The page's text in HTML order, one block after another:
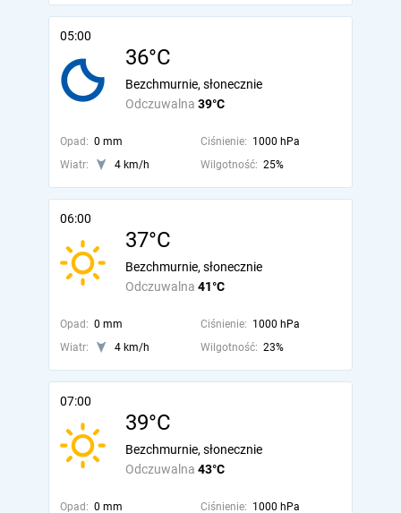
05:00
36°C
Odczuwalna 39°C
Bezchmurnie, słonecznie
Opad: 0 mm Ciśnienie: 1000 hPa
Wiatr:
4 km/h Wilgotność: 25%
06:00
37°C
Odczuwalna 41°C
Bezchmurnie, słonecznie
Opad: 0 mm Ciśnienie: 1000 hPa
Wiatr:
4 km/h Wilgotność: 23%
07:00
39°C
Odczuwalna 43°C
Bezchmurnie, słonecznie
Opad: 0 mm Ciśnienie: 1000 hPa